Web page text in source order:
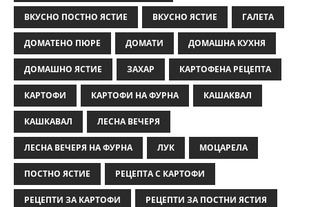
ВКУСНО ПОСТНО ЯСТИЕ ВКУСНО ЯСТИЕ ГАЛЕТА
ДОМАТЕНО ПЮРЕ ДОМАТИ ДОМАШНА КУХНЯ
ДОМАШНО ЯСТИЕ ЗАХАР КАРТОФЕНА РЕЦЕПТА
КАРТОФИ КАРТОФИ НА ФУРНА КАШАКВАЛ
КАШКАВАЛ ЛЕСНА ВЕЧЕРЯ
ЛЕСНА ВЕЧЕРЯ НА ФУРНА ЛУК МОЦАРЕЛА
ПОСТНО ЯСТИЕ РЕЦЕПТА С КАРТОФИ
РЕЦЕПТИ ЗА КАРТОФИ РЕЦЕПТИ ЗА ПОСТНИ ЯСТИЯ